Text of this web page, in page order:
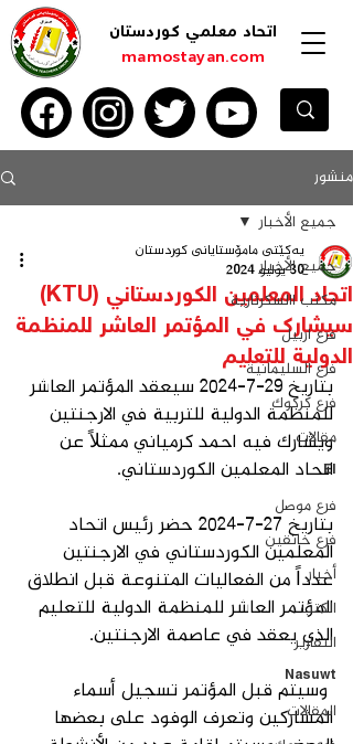
اتحاد معلمي كوردستان
mamostayan.com
منشور
جميع الأخبار
مكتب االسكرتاریة
فرع اربيل
فرع السليمانية
فرع كركوك
مقالات
EI
فرع موصل
فرع خانقين
‏أخبار
الكتب
التقارير
Nasuwt
المقالات
جميع الأخبار
اتحاد المعلمين الكوردستاني (KTU)
سيشارك في المؤتمر العاشر للمنظمة
الدولية للتعليم
یەكێتی مامۆستایانی كوردستان
30 يوليو 2024
بتاريخ 29-7-2024 سيعقد المؤتمر العاشر
للمنظمة الدولية للتربية في الارجنتين
ويشارك فيه احمد كرمياني ممثلاً عن
اتحاد المعلمين الكوردستاني.
بتاريخ 27-7-2024 حضر رئيس اتحاد
المعلمين الكوردستاني في الارجنتين
عدداً من الفعاليات المتنوعة قبل انطلاق
المؤتمر العاشر للمنظمة الدولية للتعليم
الذي يعقد في عاصمة الارجنتين.
وسيتم قبل المؤتمر تسجيل أسماء
المشاركين وتعرف الوفود على بعضها